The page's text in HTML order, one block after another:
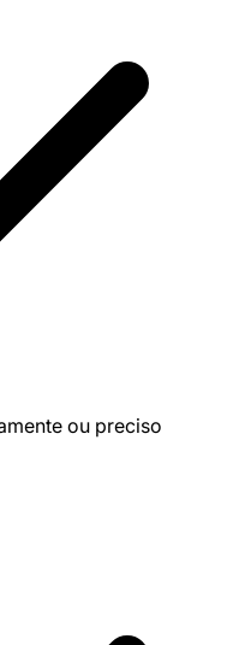
ou preciso